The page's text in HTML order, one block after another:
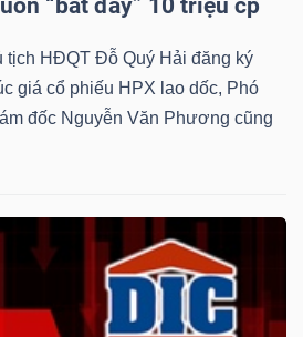
tịch HĐQT Đỗ Quý Hải đăng ký
giá cổ phiếu HPX lao dốc, Phó
đốc Nguyễn Văn Phương cũng